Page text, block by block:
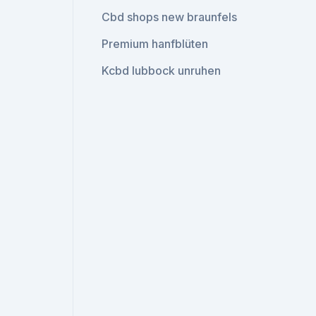
Cbd shops new braunfels
Premium hanfblüten
Kcbd lubbock unruhen